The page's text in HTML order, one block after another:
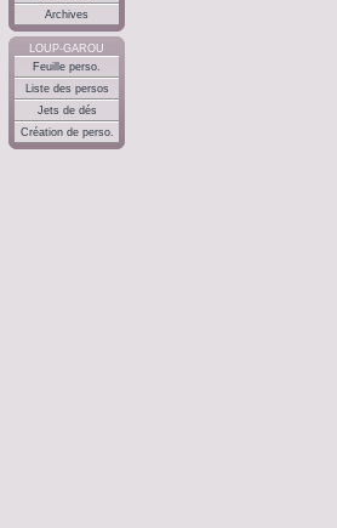
Archives
LOUP-GAROU
Feuille perso.
Liste des persos
Jets de dés
Création de perso.